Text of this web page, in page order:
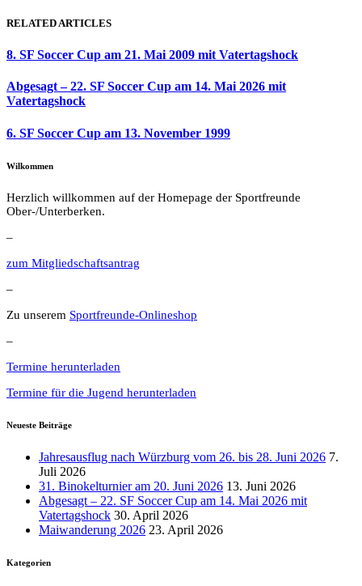
RELATED ARTICLES
8. SF Soccer Cup am 21. Mai 2009 mit Vatertagshock
Abgesagt – 22. SF Soccer Cup am 14. Mai 2026 mit
Vatertagshock
6. SF Soccer Cup am 13. November 1999
Wilkommen
Herzlich willkommen auf der Homepage der Sportfreunde
Ober-/Unterberken.
–
zum Mitgliedschaftsantrag
–
Zu unserem Sportfreunde-Onlineshop
–
Termine herunterladen
Termine für die Jugend herunterladen
Neueste Beiträge
Jahresausflug nach Würzburg vom 26. bis 28. Juni 2026 7.
Juli 2026
31. Binokelturnier am 20. Juni 2026 13. Juni 2026
Abgesagt – 22. SF Soccer Cup am 14. Mai 2026 mit
Vatertagshock 30. April 2026
Maiwanderung 2026 23. April 2026
Kategorien